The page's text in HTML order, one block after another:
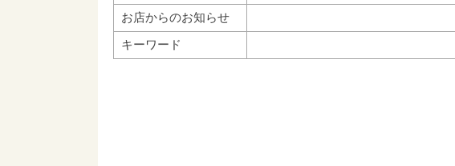
お店からのお知らせ
キーワード